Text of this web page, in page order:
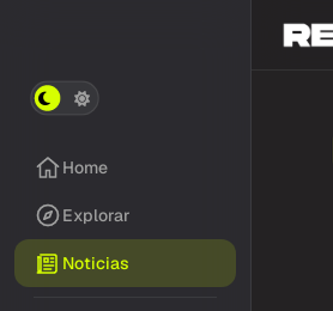
Home
Explorar
Noticias